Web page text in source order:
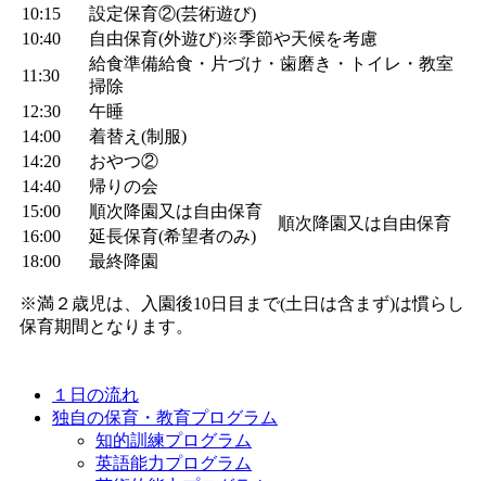
10:15
設定保育②(芸術遊び)
10:40
自由保育(外遊び)※季節や天候を考慮
11:30
給食準備給食・片づけ・歯磨き・トイレ・教室
掃除
12:30
午睡
14:00
着替え(制服)
14:20
おやつ②
14:40
帰りの会
15:00
順次降園又は自由保育
順次降園又は自由保育
16:00
延長保育(希望者のみ)
18:00
最終降園
※満２歳児は、入園後10日目まで(土日は含まず)は慣らし
保育期間となります。
１日の流れ
独自の保育・教育プログラム
知的訓練プログラム
英語能力プログラム